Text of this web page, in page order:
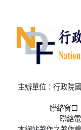
主辦單位：行政院
聯絡窗口
聯絡